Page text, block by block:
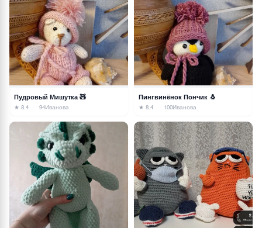
Пудровый Мишутка 🧸
★ 8.4 94Иванова
Пингвинёнок Пончик 🐧
★ 8.4 100Иванова